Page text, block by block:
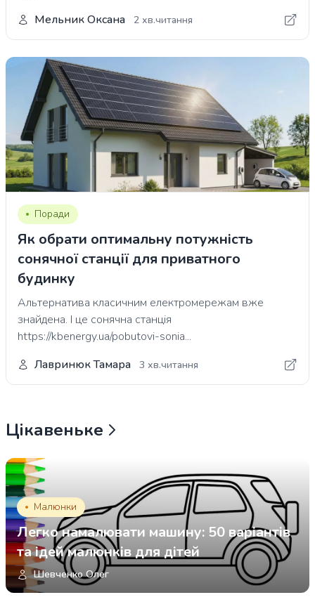
Мельник Оксана
2 хв.читання
Поради
Як обрати оптимальну потужність
сонячної станції для приватного
будинку
Альтернатива класичним електромережам вже
знайдена. І це сонячна станція
https://kbenergy.ua/pobutovi-sonia...
Лавринюк Тамара
3 хв.читання
Цікавеньке
Малюнки
Легко намалювати машину: 50 варіантів
та ідей малюнків для дітей
Шевченко Олег